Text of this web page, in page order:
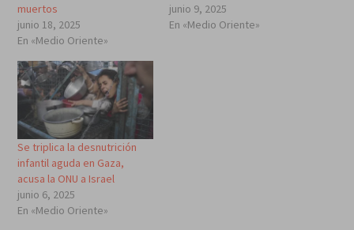
muertos
junio 18, 2025
En «Medio Oriente»
junio 9, 2025
En «Medio Oriente»
Se triplica la desnutrición
infantil aguda en Gaza,
acusa la ONU a Israel
junio 6, 2025
En «Medio Oriente»